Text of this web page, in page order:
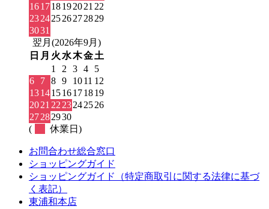
161718192021 22
23242526272829
3031
翌月(2026年9月)
日 月 火 水木金土
1
2 3 4
5
6
7 8 9 1011 12
13141516171819
2021 22 23242526
27282930
(
休業日)
お問合わせ総合窓口
ショッピングガイド
ショッピングガイド（特定商取引に関する法律に基づ
く表記）
東浦和本店